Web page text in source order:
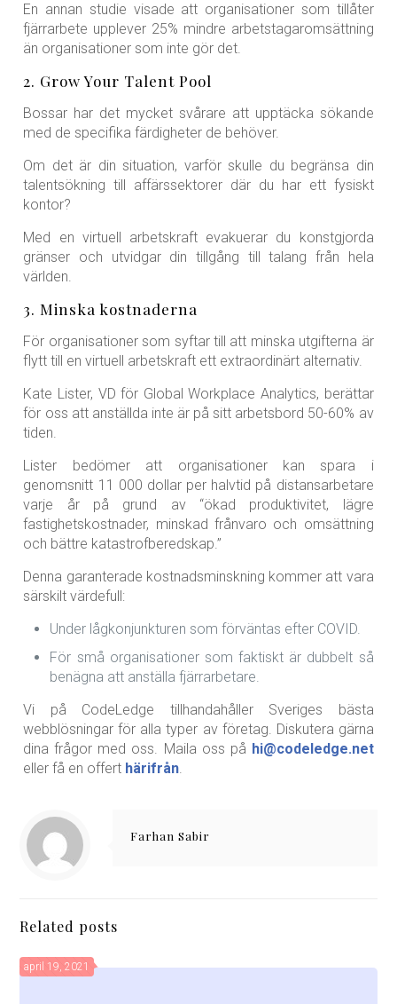
En annan studie visade att organisationer som tillåter
fjärrarbete upplever 25% mindre arbetstagaromsättning
än organisationer som inte gör det.
2. Grow Your Talent Pool
Bossar har det mycket svårare att upptäcka sökande
med de specifika färdigheter de behöver.
Om det är din situation, varför skulle du begränsa din
talentsökning till affärssektorer där du har ett fysiskt
kontor?
Med en virtuell arbetskraft evakuerar du konstgjorda
gränser och utvidgar din tillgång till talang från hela
världen.
3. Minska kostnaderna
För organisationer som syftar till att minska utgifterna är
flytt till en virtuell arbetskraft ett extraordinärt alternativ.
Kate Lister, VD för Global Workplace Analytics, berättar
för oss att anställda inte är på sitt arbetsbord 50-60% av
tiden.
Lister bedömer att organisationer kan spara i
genomsnitt 11 000 dollar per halvtid på distansarbetare
varje år på grund av “ökad produktivitet, lägre
fastighetskostnader, minskad frånvaro och omsättning
och bättre katastrofberedskap.”
Denna garanterade kostnadsminskning kommer att vara
särskilt värdefull:
Under lågkonjunkturen som förväntas efter COVID.
För små organisationer som faktiskt är dubbelt så
benägna att anställa fjärrarbetare.
Vi på CodeLedge tillhandahåller Sveriges bästa
webblösningar för alla typer av företag. Diskutera gärna
dina frågor med oss. Maila oss på hi@codeledge.net
eller få en offert härifrån.
Farhan Sabir
Related posts
april 19, 2021